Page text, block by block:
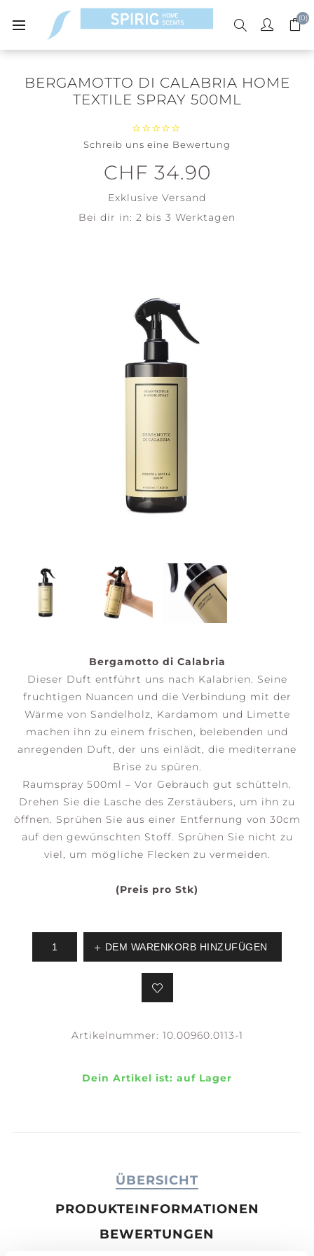
(0)
BERGAMOTTO DI CALABRIA HOME
TEXTILE SPRAY 500ML
Schreib uns eine Bewertung
CHF 34.90
Exklusive Versand
Bei dir in: 2 bis 3 Werktagen
Bergamotto di Calabria
Dieser Duft entführt uns nach Kalabrien. Seine
fruchtigen Nuancen und die Verbindung mit der
Wärme von Sandelholz, Kardamom und Limette
machen ihn zu einem frischen, belebenden und
anregenden Duft, der uns einlädt, die mediterrane
Brise zu spüren.
Raumspray 500ml – Vor Gebrauch gut schütteln.
Drehen Sie die Lasche des Zerstäubers, um ihn zu
öffnen. Sprühen Sie aus einer Entfernung von 30cm
auf den gewünschten Stoff. Sprühen Sie nicht zu
viel, um mögliche Flecken zu vermeiden.
(Preis pro Stk)
DEM WARENKORB HINZUFÜGEN
Artikelnummer: 10.00960.0113-1
Dein Artikel ist: auf Lager
ÜBERSICHT
PRODUKTEINFORMATIONEN
BEWERTUNGEN